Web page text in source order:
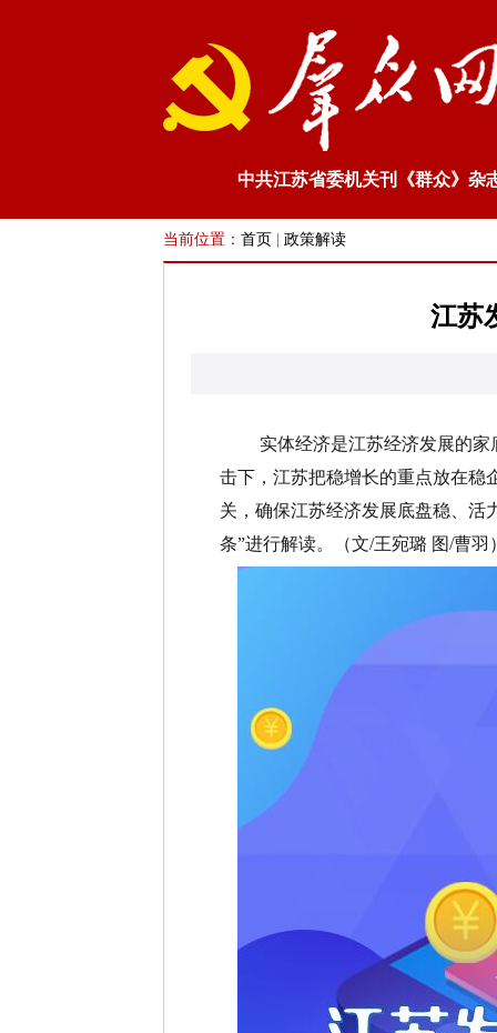
中共江苏省委机关刊《群众》杂
当前位置： 首页 政策解读
江苏
实体经济是江苏经济发展的家底
击下，江苏把稳增长的重点放在稳
关，确保江苏经济发展底盘稳、活
条”进行解读。（文/王宛璐 图/曹